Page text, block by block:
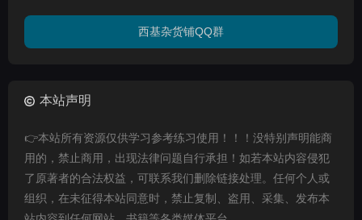
西基杂货铺QQ群
本站声明
👉本站所有资源仅供学习参考练习使用！！！没特别声明能商
用的，禁止商用，出现法律问题自行承担！如若本站内容侵犯
了原著者的合法权益，可联系我们删除链接处理。任何个人或
组织，在未征得本站同意时，禁止复制、盗用、采集、发布本